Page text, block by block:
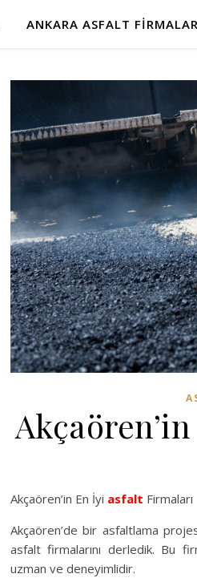
ANKARA ASFALT
Akçaören’in En İyi asfalt Firmaları
Akçaören’de bir asfaltlama
asfalt firmalarını derledik. Bu
uzman ve deneyimlidir.